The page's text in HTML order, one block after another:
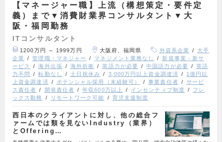
【マネージャー職】上流（構想策定・要件定
義）まで▼消費財業界コンサルタント▼大
阪・福岡勤務
ITコンサルタント
1200万円 ～ 1999万円 大阪府、福岡県 外資系企業
大手
企業
管理職・マネジャー マネジメント業務なし
新規事業・新サ
ービス
海外出張 海外折衝 英語力が必要 中国語力が必要
英語
力不問
転勤なし 土日祝休み 3,000万円以上資金調達済
1億円以
上資金調達済
ポテンシャル採用（未経験可） 事業責任者
サービ
ス責任者
開発責任者 年収600万以上 インセンティブ制度
フレ
ックス勤務
リモートワーク可能 育児支援制度
西日本のクライアントに対し、他の総合フ
ァームでは類を見ないIndustry（業界）
とOffering…